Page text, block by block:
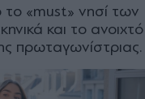
«must» νησί των
και το ανοιχτό
πρωταγωνίστριας.